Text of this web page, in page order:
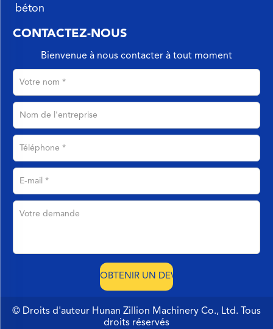
béton
CONTACTEZ-NOUS
Bienvenue à nous contacter à tout moment
© Droits d'auteur Hunan Zillion Machinery Co., Ltd. Tous
droits réservés